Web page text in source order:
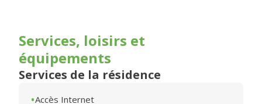
Services, loisirs et
équipements
Services de la résidence
Accès Internet